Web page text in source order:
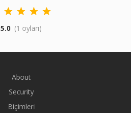
5.0 (1 oyları)
About
Security
Biçimleri